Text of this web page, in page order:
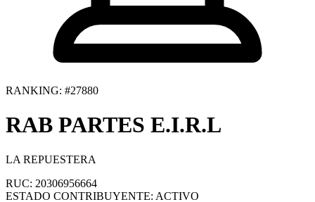
RANKING: #27880
RAB PARTES E.I.R.L
LA REPUESTERA
RUC: 20306956664
ESTADO CONTRIBUYENTE: ACTIVO